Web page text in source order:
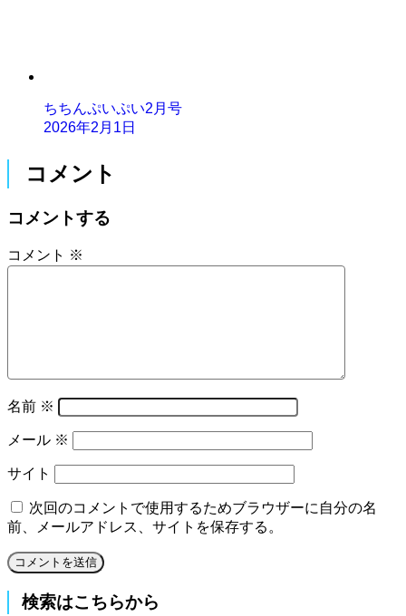
ちちんぷいぷい2月号
2026年2月1日
コメント
コメントする
コメント ※
名前 ※
メール ※
サイト
次回のコメントで使用するためブラウザーに自分の名
前、メールアドレス、サイトを保存する。
検索はこちらから